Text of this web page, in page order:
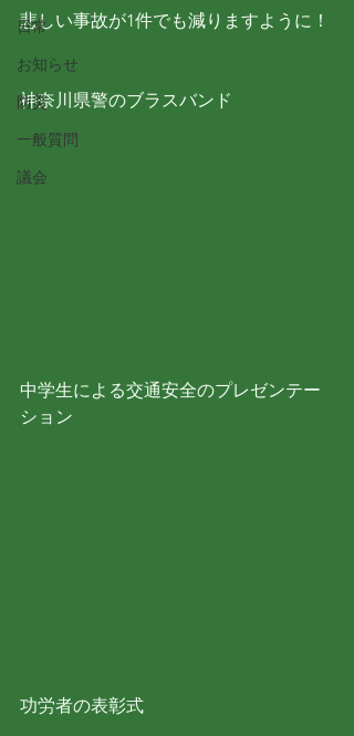
日常
お知らせ
防災
一般質問
議会
悲しい事故が1件でも減りますように！
神奈川県警のブラスバンド
中学生による交通安全のプレゼンテー
ション
功労者の表彰式